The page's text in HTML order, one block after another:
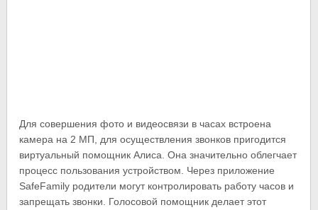
Для совершения фото и видеосвязи в часах встроена
камера на 2 МП, для осуществления звонков пригодится
виртуальный помощник Алиса. Она значительно облегчает
процесс пользования устройством. Через приложение
SafeFamily родители могут контролировать работу часов и
запрещать звонки. Голосовой помощник делает этот